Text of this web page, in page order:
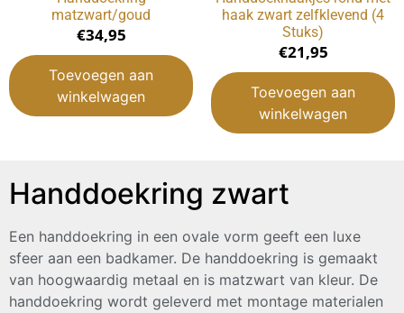
matzwart/goud
€34,95
Toevoegen aan
winkelwagen
haak zwart zelfklevend (4
Stuks)
€21,95
Toevoegen aan
winkelwagen
Handdoekring zwart
Een handdoekring in een ovale vorm geeft een luxe
sfeer aan een badkamer. De handdoekring is gemaakt
van hoogwaardig metaal en is matzwart van kleur. De
handdoekring wordt geleverd met montage materialen